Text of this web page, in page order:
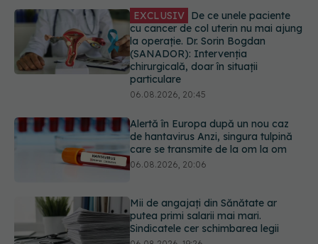
Alertă în Europa după un nou caz
de hantavirus Anzi, singura tulpină
care se transmite de la om la om
06.08.2026, 20:06
Mii de angajați din Sănătate ar
Sindicatele cer schimbarea legii
06.08.2026, 19:26
Sorin Bogdan (SANADOR): Chirurgia
este indicată doar punctual, pentru
anumite categorii de paciente